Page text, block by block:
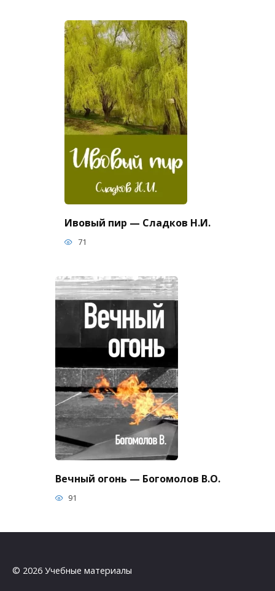
Ивовый пир — Сладков Н.И.
71
Вечный огонь — Богомолов В.О.
91
© 2026 Учебные материалы